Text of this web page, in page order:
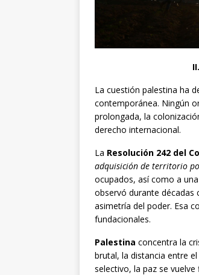
La cuestión palestina ha
contemporánea. Ningún
prolongada, la
derecho internacional.
La Resolución 242 del
adquisición de territorio
ocupados, así como a
observó durante décadas
asimetría del poder. Esa
fundacionales.
Palestina concentra la
brutal, la distancia entre
selectivo, la paz se